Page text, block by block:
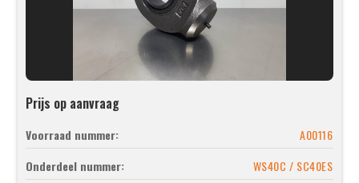
Prijs op aanvraag
Voorraad nummer:
A00116
Onderdeel nummer:
WS40C / SC40ES